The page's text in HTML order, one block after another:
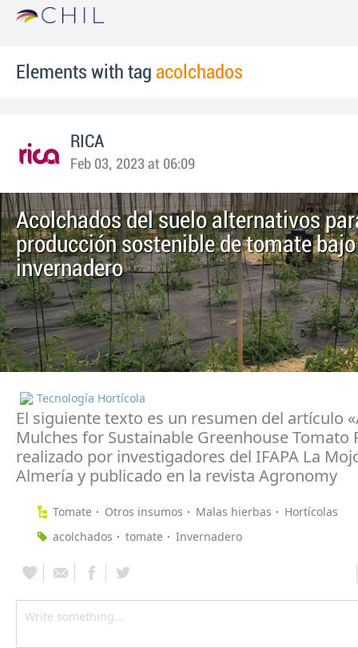
Elements with tag acolchados
RICA
Feb 03, 2023 at 06:09
Acolchados del suelo alternativos
producción sostenible de tomate bajo
invernadero
Tecnología Hortícola
El siguiente texto es un resumen del artículo
Mulches for Sustainable Greenhouse Tomato
realizado por investigadores del IFAPA La
Almería y publicado en la revista Agronomy
Tomate Otros insumos Malas hierbas
Hortícolas
acolchados
tomate Invernadero